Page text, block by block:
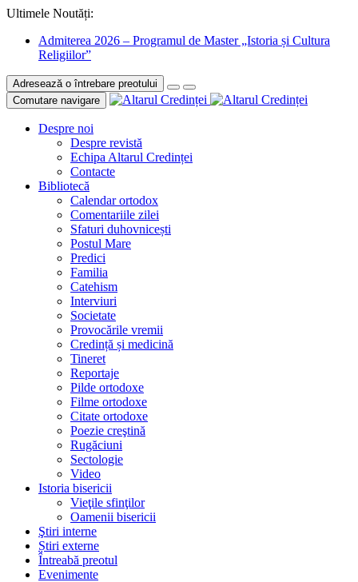
Ultimele Noutăți:
Admiterea 2026 – Programul de Master „Istoria și Cultura
Religiilor”
Adresează o întrebare preotului
Comutare navigare
Despre noi
Despre revistă
Echipa Altarul Credinței
Contacte
Bibliotecă
Calendar ortodox
Comentariile zilei
Sfaturi duhovnicești
Postul Mare
Predici
Familia
Catehism
Interviuri
Societate
Provocările vremii
Credință și medicină
Tineret
Reportaje
Pilde ortodoxe
Filme ortodoxe
Citate ortodoxe
Poezie creştină
Rugăciuni
Sectologie
Video
Istoria bisericii
Vieţile sfinţilor
Oamenii bisericii
Ştiri interne
Știri externe
Întreabă preotul
Evenimente